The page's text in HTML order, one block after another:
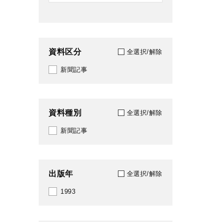
資料区分 全選択/解除
新聞記事
資料種別 全選択/解除
新聞記事
出版年 全選択/解除
1993